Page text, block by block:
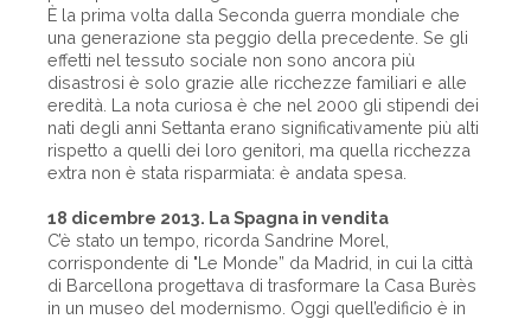
È la prima volta dalla Seconda guerra mondiale che
una generazione sta peggio della precedente. Se gli
effetti nel tessuto sociale non sono ancora più
disastrosi è solo grazie alle ricchezze familiari e alle
eredità. La nota curiosa è che nel 2000 gli stipendi dei
nati degli anni Settanta erano significativamente più alti
rispetto a quelli dei loro genitori, ma quella ricchezza
extra non è stata risparmiata: è andata spesa.
18 dicembre 2013. La Spagna in vendita
C’è stato un tempo, ricorda Sandrine Morel,
corrispondente di "Le Monde” da Madrid, in cui la città
di Barcellona progettava di trasformare la Casa Burès
in un museo del modernismo. Oggi quell’edificio è in